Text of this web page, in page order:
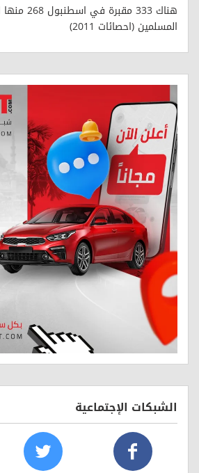
المسلمين (احصائات 2011)
الشبكات الإجتماعية